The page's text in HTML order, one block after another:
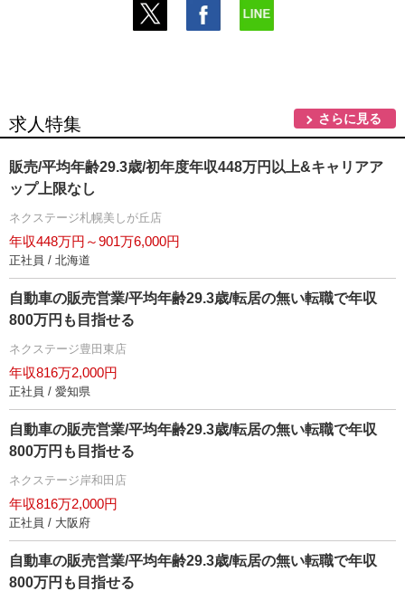
求人特集 さらに見る
販売/平均年齢29.3歳/初年度年収448万円以上&キャリアア
ップ上限なし
ネクステージ札幌美しが丘店
年収448万円～901万6,000円
正社員 / 北海道
自動車の販売営業/平均年齢29.3歳/転居の無い転職で年収
800万円も目指せる
ネクステージ豊田東店
年収816万2,000円
正社員 / 愛知県
自動車の販売営業/平均年齢29.3歳/転居の無い転職で年収
800万円も目指せる
ネクステージ岸和田店
年収816万2,000円
正社員 / 大阪府
自動車の販売営業/平均年齢29.3歳/転居の無い転職で年収
800万円も目指せる